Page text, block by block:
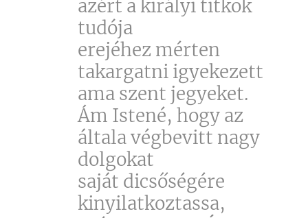
azért a királyi titkok
tudója
erejéhez mérten
takargatni igyekezett
ama szent jegyeket.
Ám Istené, hogy az
általa végbevitt nagy
dolgokat
saját dicsőségére
kinyilatkoztassa,